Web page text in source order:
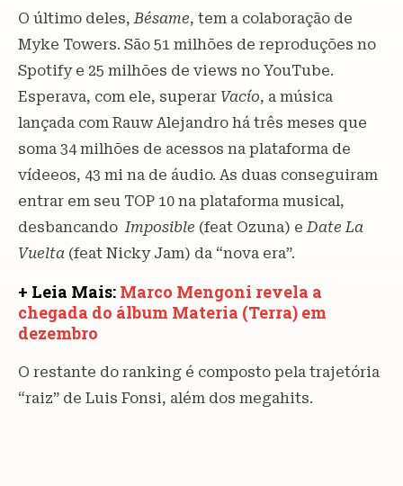
O último deles,Bésame, tem a colaboração de
Myke Towers. São 51 milhões de reproduções no
Spotify e 25 milhões de views no YouTube.
Esperava, com ele, superar Vacío, a música
lançada com Rauw Alejandro há três meses que
soma 34 milhões de acessos na plataforma de
vídeeos, 43 mi na de áudio. As duas conseguiram
entrar em seu TOP 10 na plataforma musical,
desbancandoImposible (feat Ozuna) eDate La
Vuelta (feat Nicky Jam) da “nova era”.
+ Leia Mais: Marco Mengoni revela a
chegada do álbum Materia (Terra) em
dezembro
O restante do ranking é composto pela trajetória
“raiz” de Luis Fonsi, além dos megahits.